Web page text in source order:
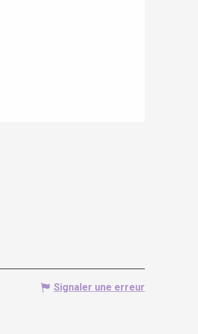
Signaler une erreur